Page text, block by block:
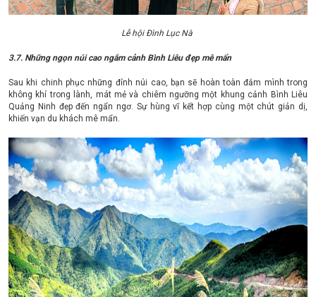
Lễ hội Đình Lục Nà
3.7. Những ngọn núi cao ngắm cảnh Bình Liêu đẹp mê mẩn
Sau khi chinh phục những đỉnh núi cao, bạn sẽ hoàn toàn đắm mình trong
không khí trong lành, mát mẻ và chiêm ngưỡng một khung cảnh Bình Liêu
Quảng Ninh đẹp đến ngẩn ngơ. Sự hùng vĩ kết hợp cùng một chút giản dị,
khiến vạn du khách mê mẩn.